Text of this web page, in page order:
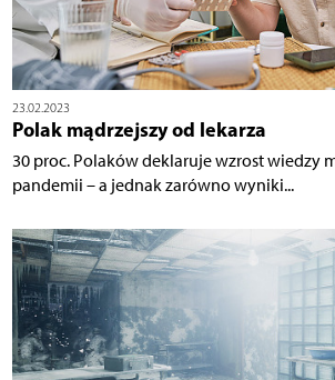
23.02.2023
Polak mądrzejszy od lekarza
30 proc. Polaków deklaruje wzrost wiedzy
pandemii – a jednak zarówno wyniki...